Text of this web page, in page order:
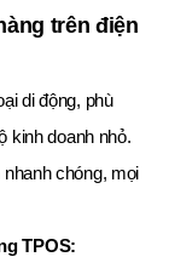
trên điện
di động, phù
kinh doanh nhỏ.
chóng, mọi
TPOS: